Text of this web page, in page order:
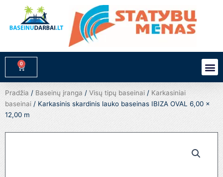
turinio
0
Cart
Pradžia / Baseinų įranga / Visų tipų baseinai / Karkasiniai
baseinai / Karkasinis skardinis lauko baseinas IBIZA OVAL 6,00 x
12,00 m